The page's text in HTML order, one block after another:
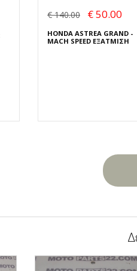
€ 140.00 € 50.00
HONDA ASTREA GRAND -
MACH SPEED ΕΞΑΤΜΙΣΗ